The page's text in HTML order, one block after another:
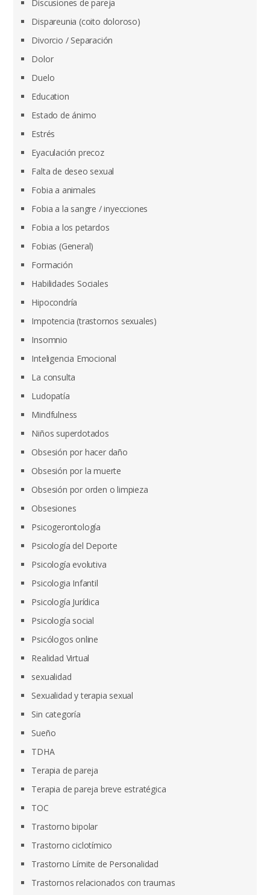
Discusiones de pareja
Dispareunia (coito doloroso)
Divorcio / Separación
Dolor
Duelo
Education
Estado de ánimo
Estrés
Eyaculación precoz
Falta de deseo sexual
Fobia a animales
Fobia a la sangre / inyecciones
Fobia a los petardos
Fobias (General)
Formación
Habilidades Sociales
Hipocondría
Impotencia (trastornos sexuales)
Insomnio
Inteligencia Emocional
La consulta
Ludopatía
Mindfulness
Niños superdotados
Obsesión por hacer daño
Obsesión por la muerte
Obsesión por orden o limpieza
Obsesiones
Psicogerontología
Psicología del Deporte
Psicología evolutiva
Psicologia Infantil
Psicología Jurídica
Psicología social
Psicólogos online
Realidad Virtual
sexualidad
Sexualidad y terapia sexual
Sin categoría
Sueño
TDHA
Terapia de pareja
Terapia de pareja breve estratégica
TOC
Trastorno bipolar
Trastorno ciclotímico
Trastorno Límite de Personalidad
Trastornos relacionados con traumas